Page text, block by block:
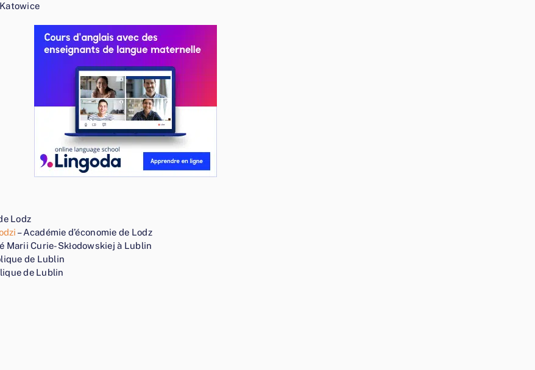
Lodz
– Académie d’économie de Lodz
Marii Curie-Skłodowskiej à Lublin
de Lublin
de Lublin